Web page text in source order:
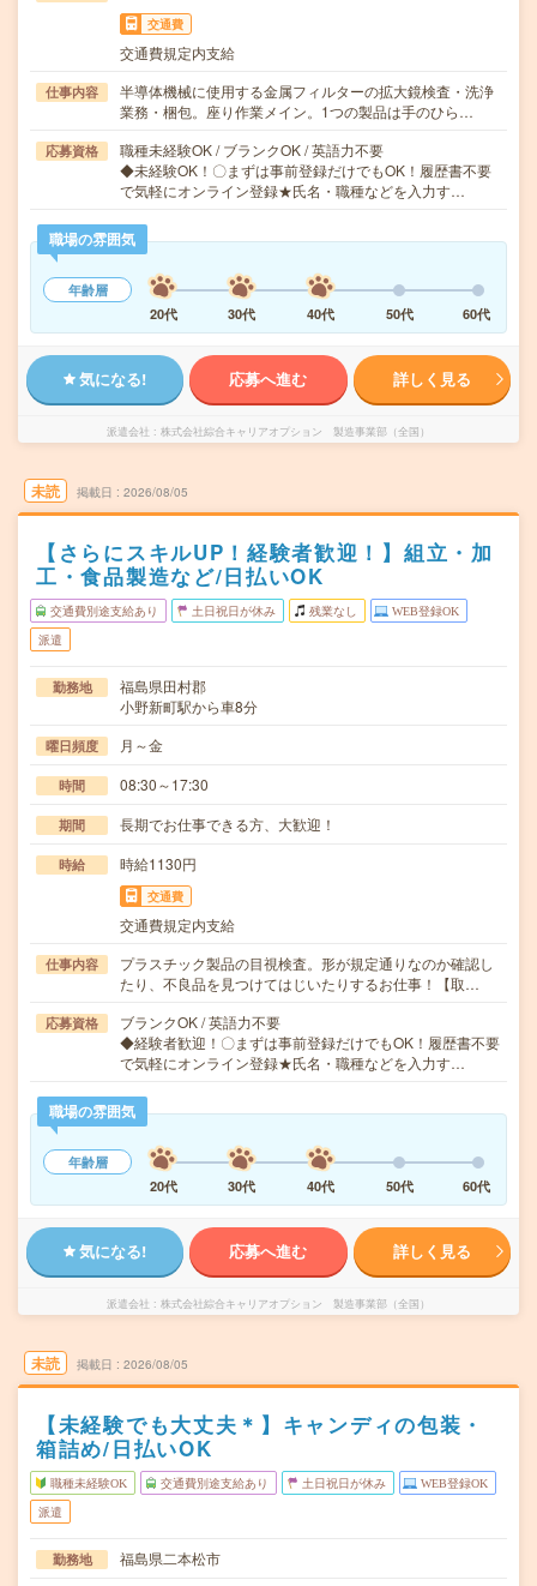
交通費
交通費規定内支給
仕事内容
半導体機械に使用する金属フィルターの拡大鏡検査・洗浄
業務・梱包。座り作業メイン。1つの製品は手のひら…
応募資格
職種未経験OK / ブランクOK / 英語力不要
◆未経験OK！〇まずは事前登録だけでもOK！履歴書不要
で気軽にオンライン登録★氏名・職種などを入力す…
職場の雰囲気
年齢層
20代
30代 40代 50代 60代
気になる! 応募へ進む 詳しく見る
派遣会社 株式会社綜合キャリアオプション 製造事業部（全国）
未読 掲載日 2026/08/05
【さらにスキルUP！経験者歓迎！】組立・加
工・食品製造など/日払いOK
交通費別途支給あり 土日祝日が休み 残業なし WEB登録OK
派遣
勤務地
福島県田村郡
小野新町駅から車8分
曜日頻度 月～金
時間 08:30～17:30
期間 長期でお仕事できる方、大歓迎！
時給 時給1130円
交通費
交通費規定内支給
仕事内容
プラスチック製品の目視検査。形が規定通りなのか確認し
たり、不良品を見つけてはじいたりするお仕事！【取…
応募資格
ブランクOK / 英語力不要
◆経験者歓迎！〇まずは事前登録だけでもOK！履歴書不要
で気軽にオンライン登録★氏名・職種などを入力す…
職場の雰囲気
年齢層
20代
30代 40代 50代 60代
気になる! 応募へ進む 詳しく見る
派遣会社 株式会社綜合キャリアオプション 製造事業部（全国）
未読 掲載日 2026/08/05
【未経験でも大丈夫＊】キャンディの包装・
箱詰め/日払いOK
職種未経験OK 交通費別途支給あり 土日祝日が休み WEB登録OK
派遣
勤務地 福島県二本松市